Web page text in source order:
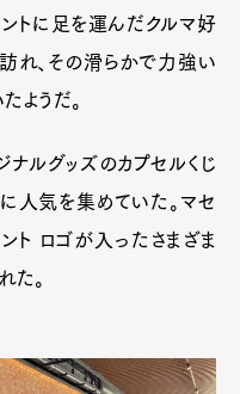
ントに足を運んだクルマ好
れ、その滑らかで力強い
ようだ。
ルグッズのカプセルくじ
人気を集めていた。マセ
ト ロゴが入ったさまざま
た。